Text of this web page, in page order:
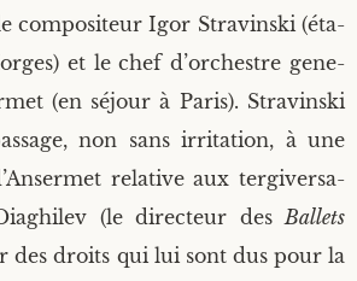
com­po­si­teur Igor Stra­vins­ki (éta­
et le chef d’orchestre gene­
(en séjour à Paris). Stra­vins­ki
non sans irri­ta­tion, à une
rela­tive aux ter­gi­ver­sa­
(le direc­teur desBal­lets
des droits qui lui sont dus pour la